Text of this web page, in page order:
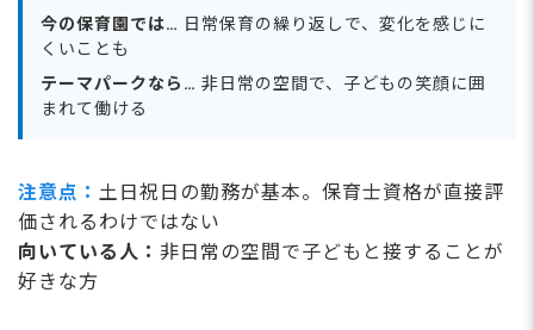
今の保育園では… 日常保育の繰り返しで、変化を感じに
くいことも
テーマパークなら… 非日常の空間で、子どもの笑顔に囲
まれて働ける
注意点： 土日祝日の勤務が基本。保育士資格が直接評
価されるわけではない
向いている人： 非日常の空間で子どもと接することが
好きな方